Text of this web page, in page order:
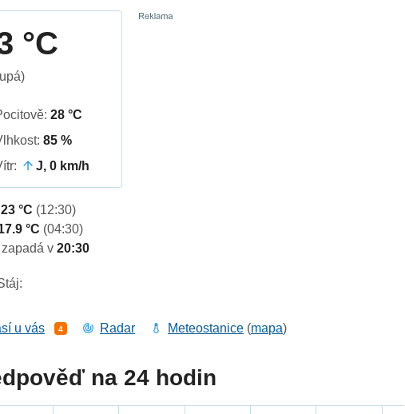
°C
28 °C
85 %
J, 0 km/h
23 °C (12:30)
°C (04:30)
zapadá v20:30
u vás 4 Radar Meteostanice (mapa)
na 24 hodin